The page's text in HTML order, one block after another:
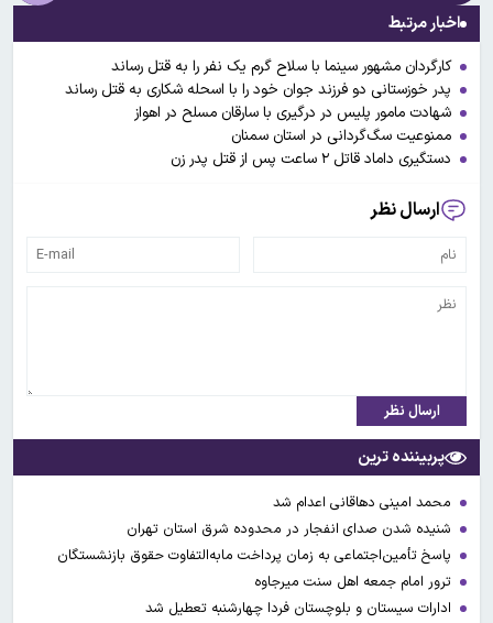
اخبار مرتبط
کارگردان مشهور سینما با سلاح گرم یک نفر را به قتل رساند
پدر خوزستانی دو فرزند جوان خود را با اسحله شکاری به قتل رساند
شهادت مامور پلیس در درگیری با سارقان مسلح در اهواز
ممنوعیت سگ‌گردانی در استان سمنان
دستگیری داماد قاتل ۲ ساعت پس از قتل پدر زن
ارسال نظر
ارسال نظر
پربیننده ترین
محمد امینی دهاقانی اعدام شد
شنیده شدن صدای انفجار در محدوده شرق استان تهران
پاسخ تأمین‌اجتماعی به زمان پرداخت مابه‌التفاوت حقوق بازنشستگان
ترور امام جمعه اهل سنت میرجاوه
ادارات سیستان و بلوچستان فردا چهارشنبه تعطیل شد